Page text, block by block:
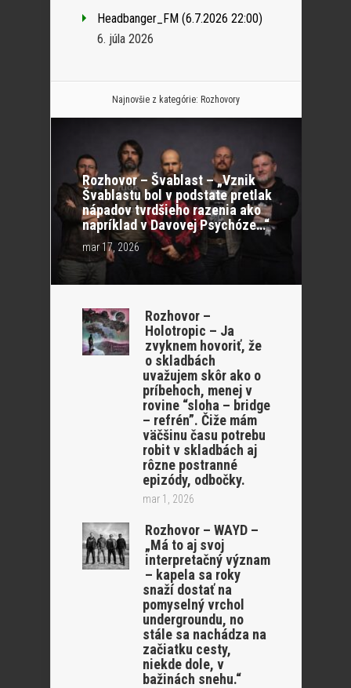
Headbanger_FM (6.7.2026 22:00)
6. júla 2026
Najnovšie z kategórie: Rozhovory
Rozhovor – Švablast – „Vznik
Švablastu bol v podstate pretlak
nápadov tvrdšieho razenia ako
napríklad v Davovej Psychóze…“
mar 17, 2026
Rozhovor –
Holotropic – Ja
zvyknem hovoriť, že
o skladbách
uvažujem skôr ako o
príbehoch, menej v
rovine “sloha – bridge
– refrén”. Čiže mám
väčšinu času potrebu
robit v skladbách aj
rôzne postranné
epizódy, odbočky.
mar 1, 2026
Rozhovor – WAYD –
„Má to aj svoj
interpretačný význam
– kapela sa roky
snaží dostať na
pomyselný vrchol
undergroundu, no
stále sa nachádza na
začiatku cesty,
niekde dole, v
bažinách snehu.“